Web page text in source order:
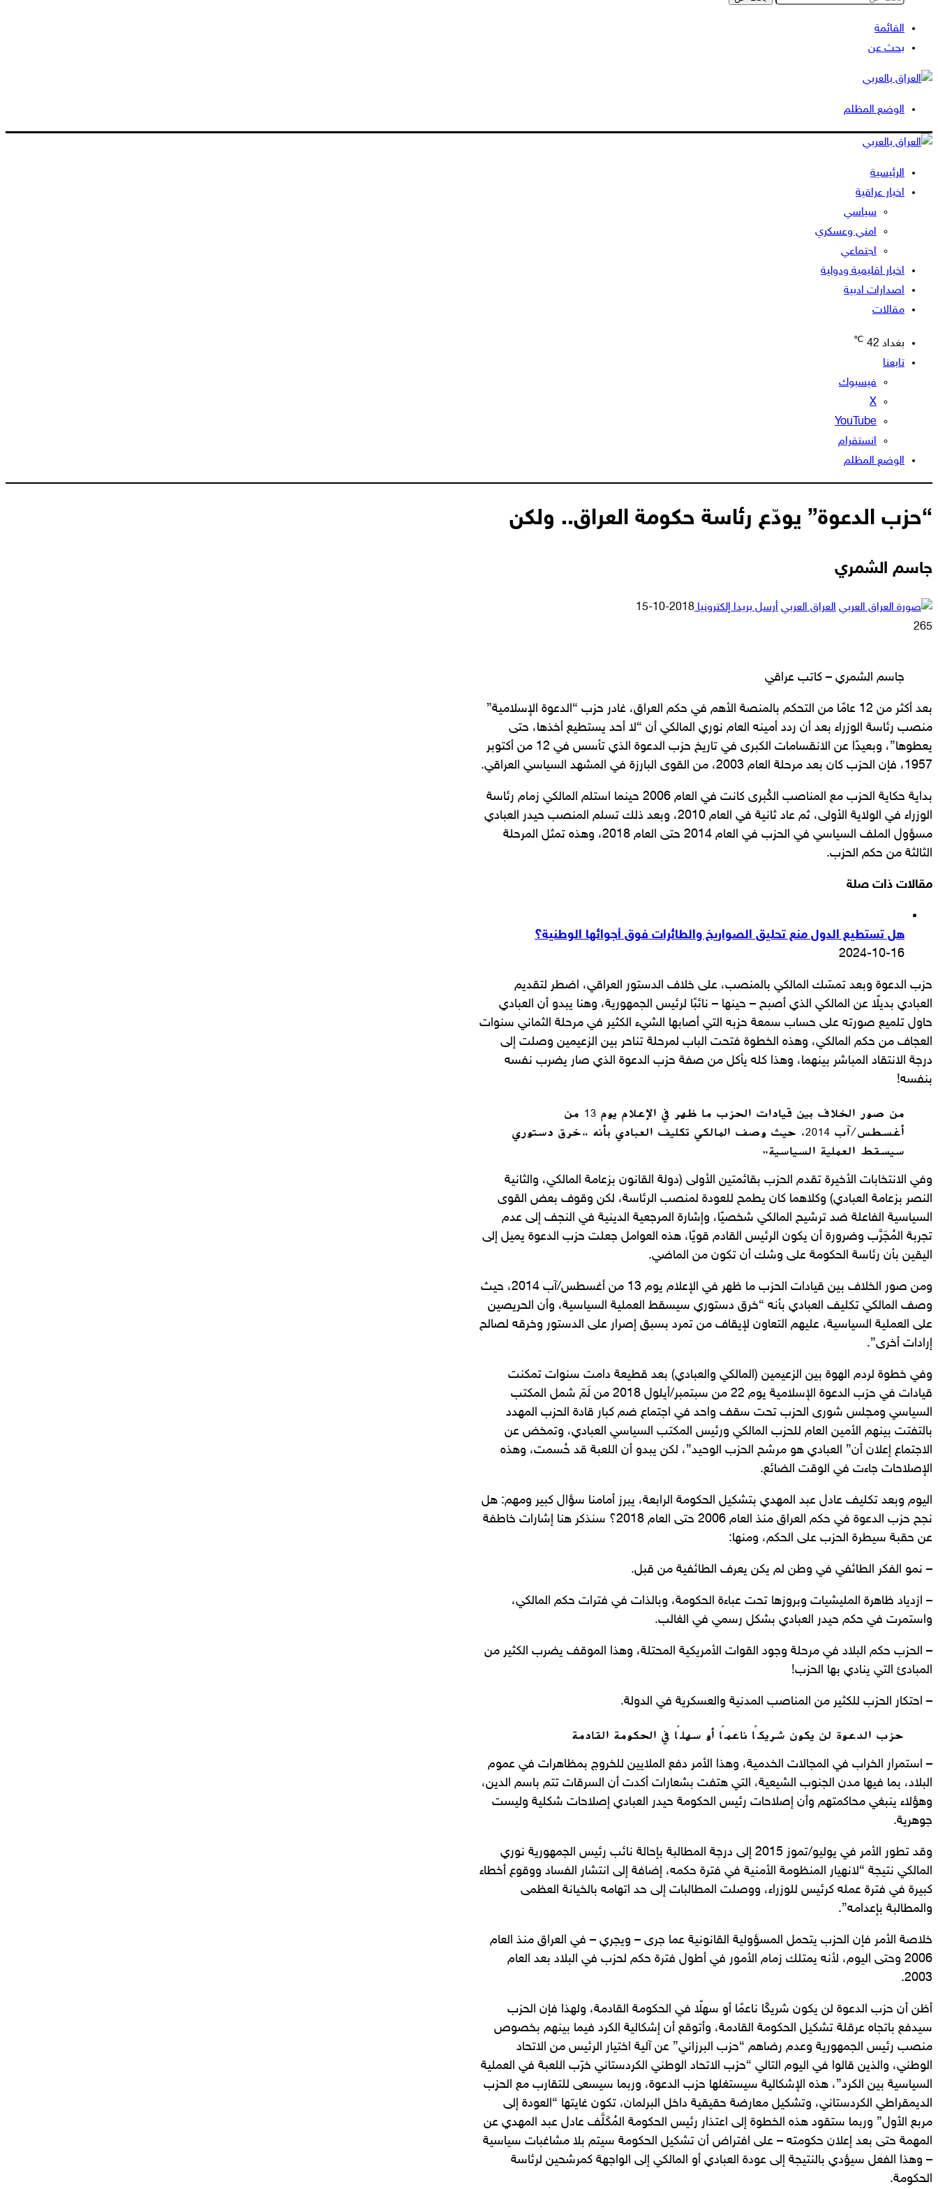
القائمة
بحث عن
الوضع المظلم
الرئيسية
اخبار عراقية
سياسي
امني وعسكري
اجتماعي
اخبار اقليمية ودولية
اصدارات ادبية
مقالات
بغداد 42
℃
تابعنا
فيسبوك
‫X
‫YouTube
انستقرام
الوضع المظلم
“حزب الدعوة” يودّع رئاسة حكومة العراق.. ولكن
جاسم الشمري
العراق العربي أرسل بريدا إلكترونيا 2018-10-15
265
جاسم الشمري – كاتب عراقي
بعد أكثر من 12 عامًا من التحكم بالمنصة الأهم في حكم العراق، غادر حزب “الدعوة الإسلامية”
منصب رئاسة الوزراء بعد أن ردد أمينه العام نوري المالكي أن “لا أحد يستطيع أخذها، حتى
يعطوها”، وبعيدًا عن الانقسامات الكبرى في تاريخ حزب الدعوة الذي تأسس في 12 من أكتوبر
1957، فإن الحزب كان بعد مرحلة العام 2003، من القوى البارزة في المشهد السياسي العراقي.
بداية حكاية الحزب مع المناصب الكُبرى كانت في العام 2006 حينما استلم المالكي زمام رئاسة
الوزراء في الولاية الأولى، ثم عاد ثانية في العام 2010، وبعد ذلك تسلم المنصب حيدر العبادي
مسؤول الملف السياسي في الحزب في العام 2014 حتى العام 2018، وهذه تمثل المرحلة
الثالثة من حكم الحزب.
مقالات ذات صلة
هل تستطيع الدول منع تحليق الصواريخ والطائرات فوق أجوائها الوطنية؟
2024-10-16
حزب الدعوة وبعد تمسّك المالكي بالمنصب، على خلاف الدستور العراقي، اضطر لتقديم
العبادي بديلًا عن المالكي الذي أصبح – حينها – نائبًا لرئيس الجمهورية، وهنا يبدو أن العبادي
حاول تلميع صورته على حساب سمعة حزبه التي أصابها الشيء الكثير في مرحلة الثماني سنوات
العجاف من حكم المالكي، وهذه الخطوة فتحت الباب لمرحلة تناحر بين الزعيمين وصلت إلى
درجة الانتقاد المباشر بينهما، وهذا كله يأكل من صفة حزب الدعوة الذي صار يضرب نفسه
بنفسه!
من صور الخلاف بين قيادات الحزب ما ظهر في الإعلام يوم 13 من
أغسطس/آب 2014، حيث وصف المالكي تكليف العبادي بأنه “خرق دستوري
سيسقط العملية السياسية”
وفي الانتخابات الأخيرة تقدم الحزب بقائمتين الأولى (دولة القانون بزعامة المالكي، والثانية
النصر بزعامة العبادي) وكلاهما كان يطمح للعودة لمنصب الرئاسة، لكن وقوف بعض القوى
السياسية الفاعلة ضد ترشيح المالكي شخصيًا، وإشارة المرجعية الدينية في النجف إلى عدم
تجربة المُجَرَّب وضرورة أن يكون الرئيس القادم قويًا، هذه العوامل جعلت حزب الدعوة يميل إلى
اليقين بأن رئاسة الحكومة على وشك أن تكون من الماضي.
ومن صور الخلاف بين قيادات الحزب ما ظهر في الإعلام يوم 13 من أغسطس/آب 2014، حيث
وصف المالكي تكليف العبادي بأنه “خرق دستوري سيسقط العملية السياسية، وأن الحريصين
على العملية السياسية، عليهم التعاون لإيقاف من تمرد بسبق إصرار على الدستور وخرقه لصالح
إرادات أخرى”.
وفي خطوة لردم الهوة بين الزعيمين (المالكي والعبادي) بعد قطيعة دامت سنوات تمكنت
قيادات في حزب الدعوة الإسلامية يوم 22 من سبتمبر/أيلول 2018 من لَمّ شمل المكتب
السياسي ومجلس شورى الحزب تحت سقف واحد في اجتماع ضم كبار قادة الحزب المهدد
بالتفتت بينهم الأمين العام للحزب المالكي ورئيس المكتب السياسي العبادي، وتمخض عن
الاجتماع إعلان أن” العبادي هو مرشح الحزب الوحيد”، لكن يبدو أن اللعبة قد حُسمت، وهذه
الإصلاحات جاءت في الوقت الضائع.
اليوم وبعد تكليف عادل عبد المهدي بتشكيل الحكومة الرابعة، يبرز أمامنا سؤال كبير ومهم: هل
نجح حزب الدعوة في حكم العراق منذ العام 2006 حتى العام 2018؟ سنذكر هنا إشارات خاطفة
عن حقبة سيطرة الحزب على الحكم، ومنها:
– نمو الفكر الطائفي في وطن لم يكن يعرف الطائفية من قبل.
– ازدياد ظاهرة المليشيات وبروزها تحت عباءة الحكومة، وبالذات في فترات حكم المالكي،
واستمرت في حكم حيدر العبادي بشكل رسمي في الغالب.
– الحزب حكم البلاد في مرحلة وجود القوات الأمريكية المحتلة، وهذا الموقف يضرب الكثير من
المبادئ التي ينادي بها الحزب!
– احتكار الحزب للكثير من المناصب المدنية والعسكرية في الدولة.
حزب الدعوة لن يكون شريكًا ناعمًا أو سهلًا في الحكومة القادمة
– استمرار الخراب في المجالات الخدمية، وهذا الأمر دفع الملايين للخروج بمظاهرات في عموم
البلاد، بما فيها مدن الجنوب الشيعية، التي هتفت بشعارات أكدت أن السرقات تتم باسم الدين،
وهؤلاء ينبغي محاكمتهم وأن إصلاحات رئيس الحكومة حيدر العبادي إصلاحات شكلية وليست
جوهرية.
وقد تطور الأمر في يوليو/تموز 2015 إلى درجة المطالبة بإحالة نائب رئيس الجمهورية نوري
المالكي نتيجة “لانهيار المنظومة الأمنية في فترة حكمه، إضافة إلى انتشار الفساد ووقوع أخطاء
كبيرة في فترة عمله كرئيس للوزراء، ووصلت المطالبات إلى حد اتهامه بالخيانة العظمى
والمطالبة بإعدامه”.
خلاصة الأمر فإن الحزب يتحمل المسؤولية القانونية عما جرى – ويجري – في العراق منذ العام
2006 وحتى اليوم، لأنه يمتلك زمام الأمور في أطول فترة حكم لحزب في البلاد بعد العام
2003.
أظن أن حزب الدعوة لن يكون شريكًا ناعمًا أو سهلًا في الحكومة القادمة، ولهذا فإن الحزب
سيدفع باتجاه عرقلة تشكيل الحكومة القادمة، وأتوقع أن إشكالية الكرد فيما بينهم بخصوص
منصب رئيس الجمهورية وعدم رضاهم “حزب البرزاني” عن آلية اختيار الرئيس من الاتحاد
الوطني، والذين قالوا في اليوم التالي “حزب الاتحاد الوطني الكردستاني خرّب اللعبة في العملية
السياسية بين الكرد”، هذه الإشكالية سيستغلها حزب الدعوة، وربما سيسعى للتقارب مع الحزب
الديمقراطي الكردستاني، وتشكيل معارضة حقيقية داخل البرلمان، تكون غايتها “العودة إلى
مربع الأول” وربما ستقود هذه الخطوة إلى اعتذار رئيس الحكومة المُكَلَّف عادل عبد المهدي عن
المهمة حتى بعد إعلان حكومته – على افتراض أن تشكيل الحكومة سيتم بلا مشاغبات سياسية
– وهذا الفعل سيؤدي بالنتيجة إلى عودة العبادي أو المالكي إلى الواجهة كمرشحين لرئاسة
الحكومة.